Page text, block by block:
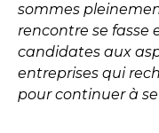
sommes
rencontre se fasse
candidates aux
entreprises qui
pour continuer à